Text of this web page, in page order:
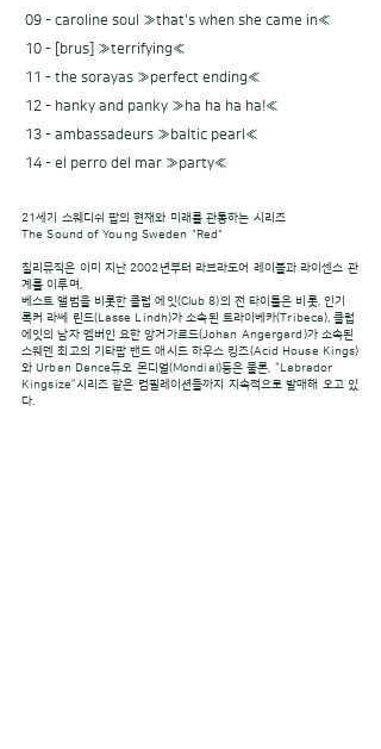
09 - caroline soul ≫that's when she came in≪
10 - [brus] ≫terrifying≪
11 - the sorayas ≫perfect ending≪
12 - hanky and panky ≫ha ha ha ha!≪
13 - ambassadeurs ≫baltic pearl≪
14 - el perro del mar ≫party≪
21세기 스웨디쉬 팝의 현재와 미래를 관통하는 시리즈
The Sound of Young Sweden "Red"
칠리뮤직은 이미 지난 2002년부터 라브라도어 레이블과 라이센스 관
계를 이루며,
베스트 앨범을 비롯한 클럽 에잇(Club 8)의 전 타이틀은 비롯, 인기
록커 라쎄 린드(Lasse Lindh)가 소속된 트라이베카(Tribeca), 클럽
에잇의 남자 멤버인 요한 앙거가르드(Johan Angergard)가 소속된
스웨덴 최고의 기타팝 밴드 애시드 하우스 킹즈(Acid House Kings)
와 Urban Dance듀오 몬디얼(Mondial)등은 물론, “Labrador
Kingsize”시리즈 같은 컴필레이션들까지 지속적으로 발매해 오고 있
다.